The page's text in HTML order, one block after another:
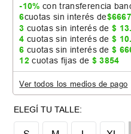
-10% con transferencia
6cuotas sin interés de$
3 cuotas sin interés de$ 13.
4 cuotas sin interés de$ 10.
6 cuotas sin interés de$
12 cuotas fijas de $ 3854
Ver todos los medios de pago